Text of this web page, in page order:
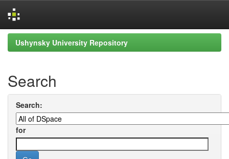
Skip
navigation
Ushynsky University Repository
Search
Search:
for